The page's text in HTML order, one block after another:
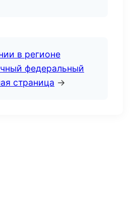
в регионе
федеральный
страница →